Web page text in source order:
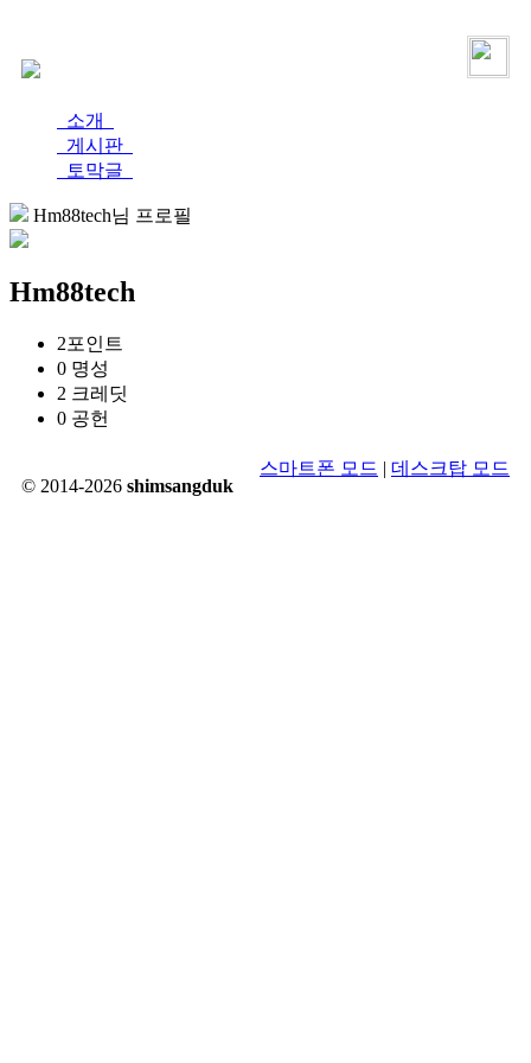
소개
게시판
토막글
Hm88tech님 프로필
Hm88tech
2포인트
0 명성
2 크레딧
0 공헌
© 2014-2026 shimsangduk
스마트폰 모드 | 데스크탑 모드